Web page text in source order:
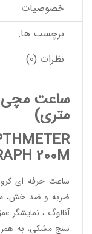
خصوصیات
برچسب ها:
نظرات (0)
ساعت مچی
متری)
200M
ساعت حرفه ای
ضربه و ضد خش،
آنالوگ ، نمایشگر
سنج مشکی، به